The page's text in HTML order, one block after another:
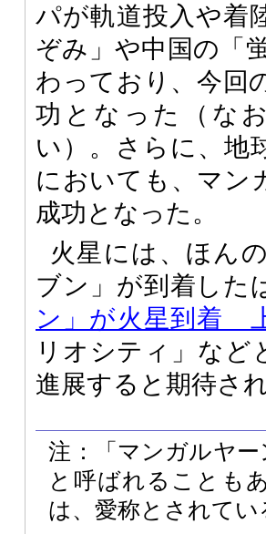
パが軌道投入や着
ぞみ」や中国の「
わっており、今回
功となった（な
い）。さらに、地
においても、マン
成功となった。
火星には、ほん
ブン」が到着した
ン」が火星到着
リオシティ」など
進展すると期待され
注：「マンガルヤ
と呼ばれることも
は、愛称とされて